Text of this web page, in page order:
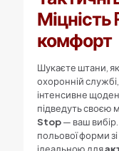
Міцність
комфорт
Шукаєте штани,
охоронній
інтенсивне
підведуть своєю
Stop— ваш вибір.
польової форми